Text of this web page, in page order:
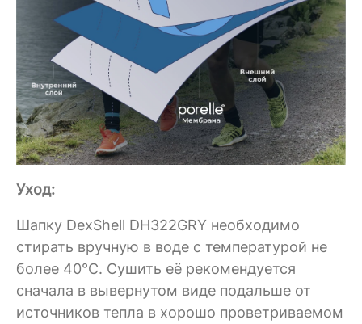
Уход:
Шапку DexShell DH322GRY необходимо
стирать вручную в воде с температурой не
более 40°C. Сушить её рекомендуется
сначала в вывернутом виде подальше от
источников тепла в хорошо проветриваемом